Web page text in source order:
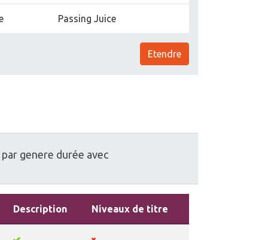
Passing Juice
Etendre
par genere durée avec
Description Niveaux de titre